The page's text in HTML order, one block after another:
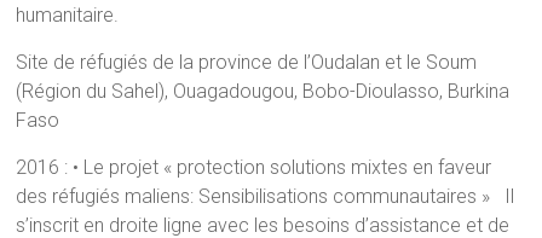
humanitaire.
Site de réfugiés de la province de l’Oudalan et le Soum
(Région du Sahel), Ouagadougou, Bobo-Dioulasso, Burkina
Faso
2016 : • Le projet « protection solutions mixtes en faveur
des réfugiés maliens: Sensibilisations communautaires » Il
s’inscrit en droite ligne avec les besoins d’assistance et de